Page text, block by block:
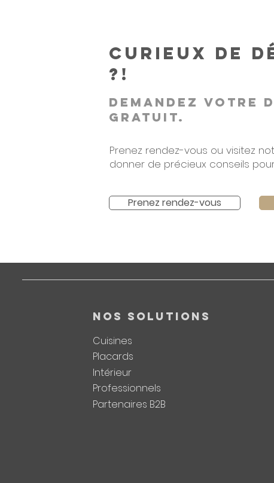
Curieux de
?!
Demandez votre
gratuit.
Prenez rendez-vous ou visitez
donner de précieux conseils
Prenez rendez-vous
NOS SOLUTIONS
Cuisines
Placards
Intérieur
Professionnels
Partenaires B2B